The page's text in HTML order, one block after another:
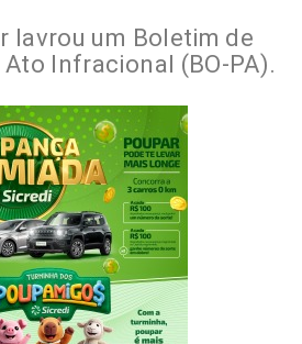
lavrou um Boletim de
Infracional (BO-PA).